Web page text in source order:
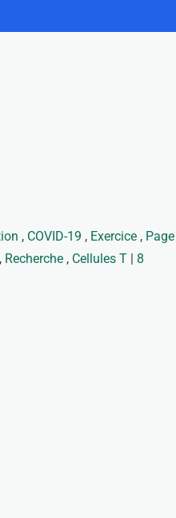
, COVID-19 , Exercice , Page
, Recherche , Cellules T | 8